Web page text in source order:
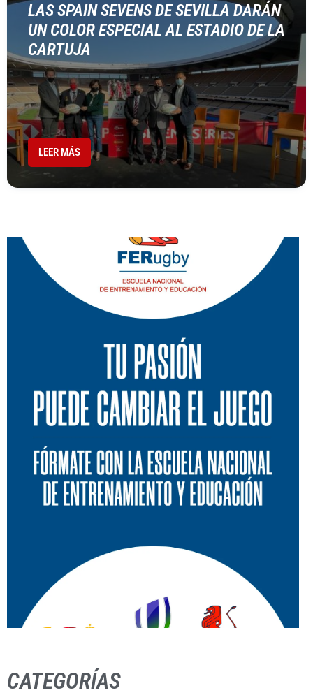
LAS SPAIN SEVENS DE SEVILLA DARÁN
UN COLOR ESPECIAL AL ESTADIO DE LA
CARTUJA
LEER MÁS
CATEGORÍAS